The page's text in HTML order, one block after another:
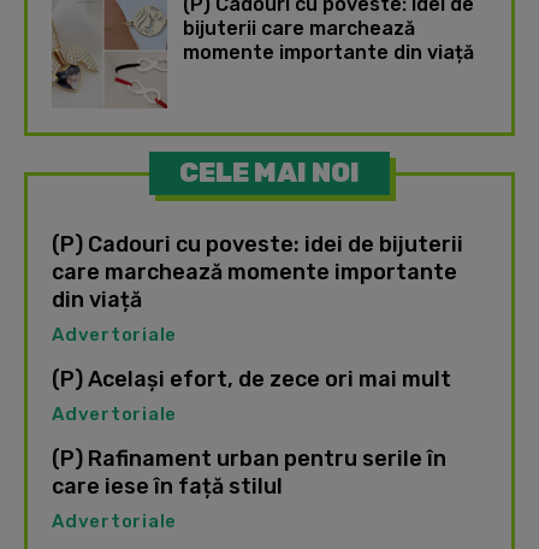
bijuterii care marchează
momente importante din viață
CELE MAI NOI
(P) Cadouri cu poveste: idei de bijuterii
care marchează momente importante
din viață
Advertoriale
(P) Același efort, de zece ori mai mult
Advertoriale
(P) Rafinament urban pentru serile în
care iese în față stilul
Advertoriale